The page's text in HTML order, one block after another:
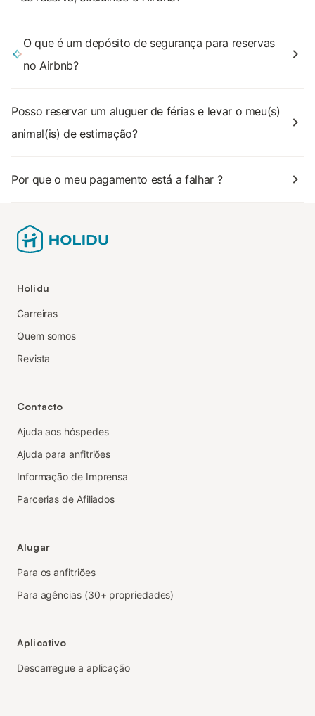
O que é um depósito de segurança para reservas
no Airbnb?
Posso reservar um aluguer de férias e levar o meu(s)
animal(is) de estimação?
Por que o meu pagamento está a falhar ?
Holidu
Carreiras
Quem somos
Revista
Contacto
Ajuda aos hóspedes
Ajuda para anfitriões
Informação de Imprensa
Parcerias de Afiliados
Alugar
Para os anfitriões
Para agências (30+ propriedades)
Aplicativo
Descarregue a aplicação